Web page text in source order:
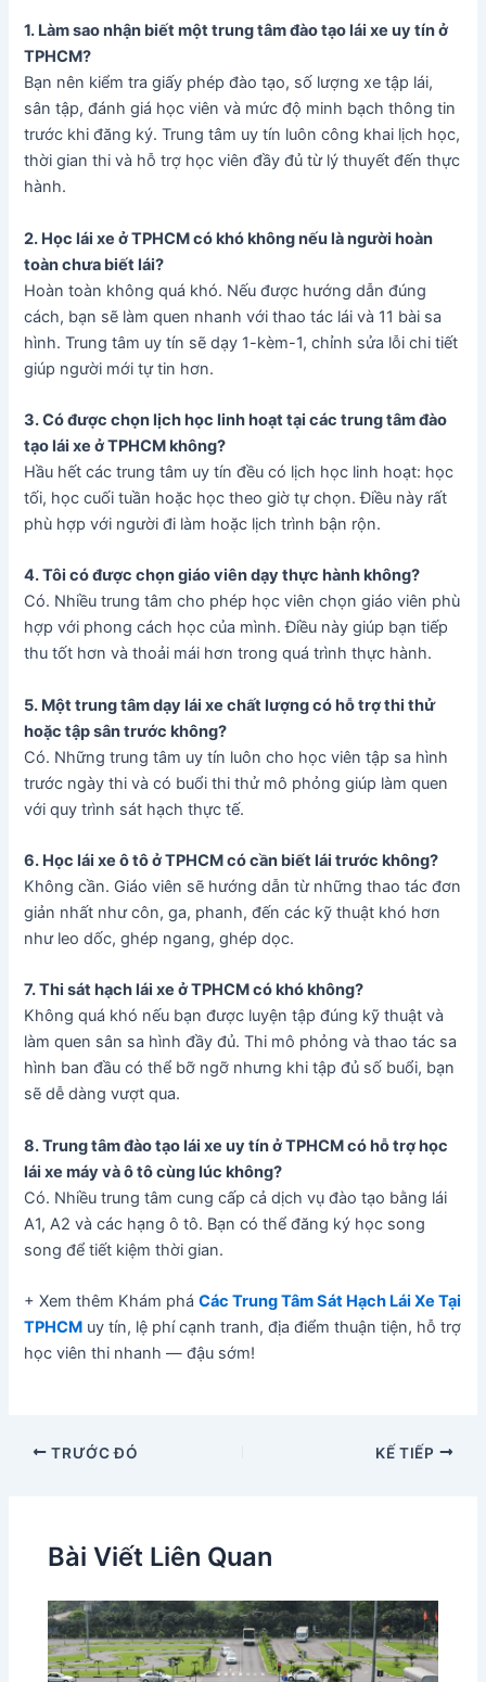
1. Làm sao nhận biết một trung tâm đào tạo lái xe uy tín ở
TPHCM?
Bạn nên kiểm tra giấy phép đào tạo, số lượng xe tập lái,
sân tập, đánh giá học viên và mức độ minh bạch thông tin
trước khi đăng ký. Trung tâm uy tín luôn công khai lịch học,
thời gian thi và hỗ trợ học viên đầy đủ từ lý thuyết đến thực
hành.
2. Học lái xe ở TPHCM có khó không nếu là người hoàn
toàn chưa biết lái?
Hoàn toàn không quá khó. Nếu được hướng dẫn đúng
cách, bạn sẽ làm quen nhanh với thao tác lái và 11 bài sa
hình. Trung tâm uy tín sẽ dạy 1-kèm-1, chỉnh sửa lỗi chi tiết
giúp người mới tự tin hơn.
3. Có được chọn lịch học linh hoạt tại các trung tâm đào
tạo lái xe ở TPHCM không?
Hầu hết các trung tâm uy tín đều có lịch học linh hoạt: học
tối, học cuối tuần hoặc học theo giờ tự chọn. Điều này rất
phù hợp với người đi làm hoặc lịch trình bận rộn.
4. Tôi có được chọn giáo viên dạy thực hành không?
Có. Nhiều trung tâm cho phép học viên chọn giáo viên phù
hợp với phong cách học của mình. Điều này giúp bạn tiếp
thu tốt hơn và thoải mái hơn trong quá trình thực hành.
5. Một trung tâm dạy lái xe chất lượng có hỗ trợ thi thử
hoặc tập sân trước không?
Có. Những trung tâm uy tín luôn cho học viên tập sa hình
trước ngày thi và có buổi thi thử mô phỏng giúp làm quen
với quy trình sát hạch thực tế.
6. Học lái xe ô tô ở TPHCM có cần biết lái trước không?
Không cần. Giáo viên sẽ hướng dẫn từ những thao tác đơn
giản nhất như côn, ga, phanh, đến các kỹ thuật khó hơn
như leo dốc, ghép ngang, ghép dọc.
7. Thi sát hạch lái xe ở TPHCM có khó không?
Không quá khó nếu bạn được luyện tập đúng kỹ thuật và
làm quen sân sa hình đầy đủ. Thi mô phỏng và thao tác sa
hình ban đầu có thể bỡ ngỡ nhưng khi tập đủ số buổi, bạn
sẽ dễ dàng vượt qua.
8. Trung tâm đào tạo lái xe uy tín ở TPHCM có hỗ trợ học
lái xe máy và ô tô cùng lúc không?
Có. Nhiều trung tâm cung cấp cả dịch vụ đào tạo bằng lái
A1, A2 và các hạng ô tô. Bạn có thể đăng ký học song
song để tiết kiệm thời gian.
+ Xem thêm Khám pháCác Trung Tâm Sát Hạch Lái Xe Tại
TPHCM uy tín, lệ phí cạnh tranh, địa điểm thuận tiện, hỗ trợ
học viên thi nhanh — đậu sớm!
TRƯỚC ĐÓ KẾ TIẾP
Bài Viết Liên Quan